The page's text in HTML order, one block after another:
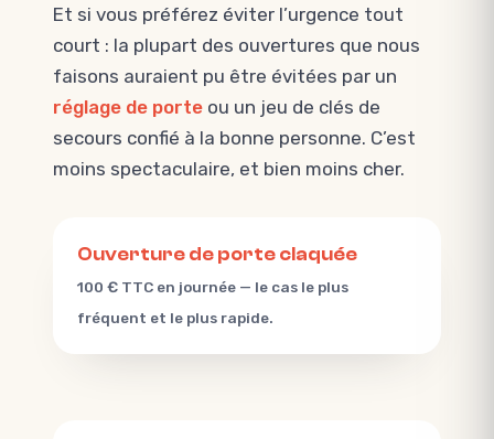
Et si vous préférez éviter l’urgence tout
court : la plupart des ouvertures que nous
faisons auraient pu être évitées par un
réglage de porte ou un jeu de clés de
secours confié à la bonne personne. C’est
moins spectaculaire, et bien moins cher.
Ouverture de porte claquée
100 € TTC en journée — le cas le plus
fréquent et le plus rapide.